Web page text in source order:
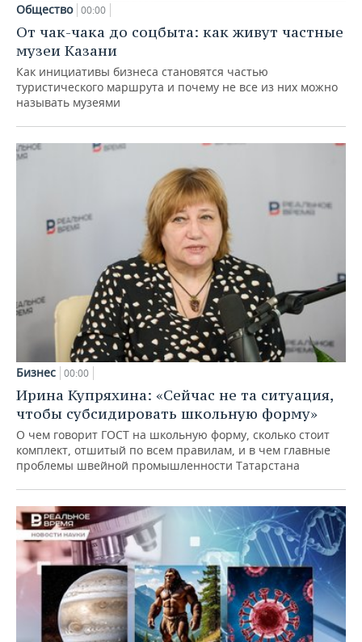
Общество 00:00
От чак-чака до соцбыта: как живут частные
музеи Казани
Как инициативы бизнеса становятся частью
туристического маршрута и почему не все из них можно
называть музеями
Бизнес 00:00
Ирина Купряхина: «Сейчас не та ситуация,
чтобы субсидировать школьную форму»
О чем говорит ГОСТ на школьную форму, сколько стоит
комплект, отшитый по всем правилам, и в чем главные
проблемы швейной промышленности Татарстана